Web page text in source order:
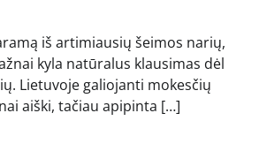
iš artimiausių šeimos narių,
kyla natūralus klausimas dėl
Lietuvoje galiojanti mokesčių
aiški, tačiau apipinta […]